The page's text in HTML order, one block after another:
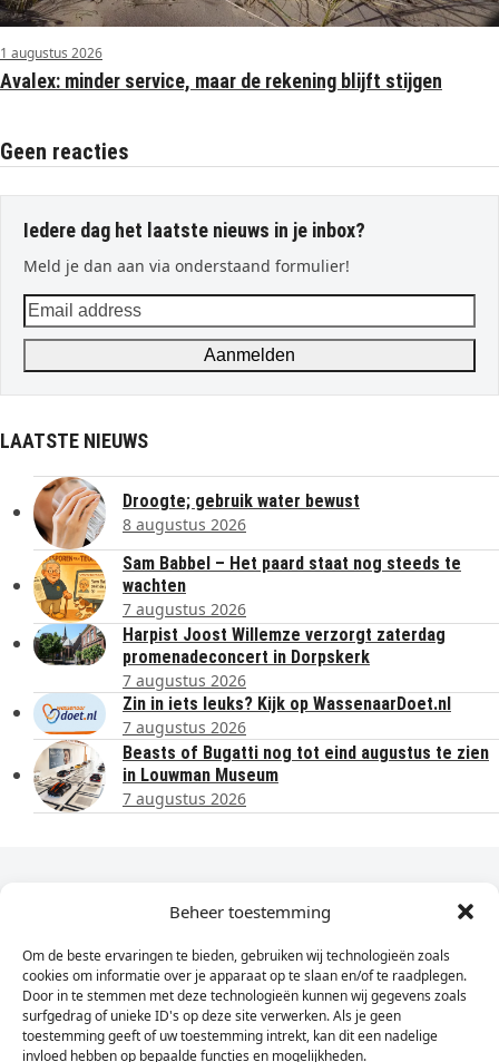
Beheer toestemming
Om de beste ervaringen te bieden, gebruiken wij technologieën zoals
cookies om informatie over je apparaat op te slaan en/of te raadplegen.
Door in te stemmen met deze technologieën kunnen wij gegevens zoals
surfgedrag of unieke ID's op deze site verwerken. Als je geen
toestemming geeft of uw toestemming intrekt, kan dit een nadelige
invloed hebben op bepaalde functies en mogelijkheden.
1 augustus 2026
Avalex: minder service, maar de rekening blijft stijgen
Geen reacties
Iedere dag het laatste nieuws in je inbox?
Meld je dan aan via onderstaand formulier!
Email
address
Aanmelden
LAATSTE NIEUWS
Droogte; gebruik water bewust
8 augustus 2026
Sam Babbel – Het paard staat nog steeds te
wachten
7 augustus 2026
Harpist Joost Willemze verzorgt zaterdag
promenadeconcert in Dorpskerk
7 augustus 2026
Zin in iets leuks? Kijk op WassenaarDoet.nl
7 augustus 2026
Beasts of Bugatti nog tot eind augustus te zien
in Louwman Museum
7 augustus 2026
Dagelijks het laatste nieuws in je e-mail?
Vul
hier
je
e-
Sign Up